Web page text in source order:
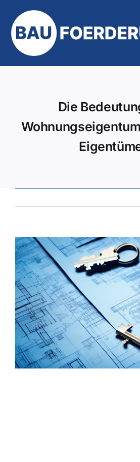
Inhalt
springen
Die
Zeige
grösseres
Bild